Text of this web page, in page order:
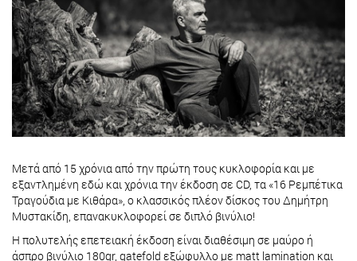
Μετά από 15 χρόνια από την πρώτη τους κυκλοφορία και με
εξαντλημένη εδώ και χρόνια την έκδοση σε CD, τα «16 Ρεμπέτικα
Τραγούδια με Κιθάρα», ο κλασσικός πλέον δίσκος του Δημήτρη
Μυστακίδη, επανακυκλοφορεί σε διπλό βινύλιο!
Η πολυτελής επετειακή έκδοση είναι διαθέσιμη σε μαύρο ή
άσπρο βινύλιο 180gr, gatefold εξώφυλλο με matt lamination και